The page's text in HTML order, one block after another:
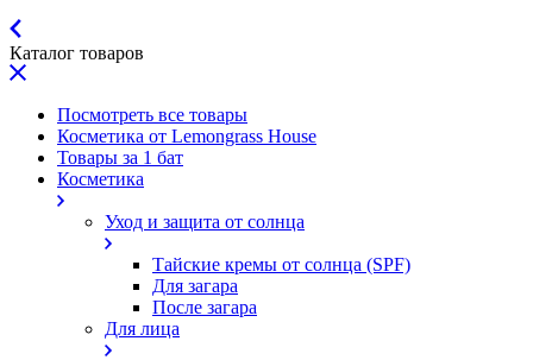
Каталог товаров
Посмотреть все товары
Косметика от Lemongrass House
Товары за 1 бат
Косметика
Уход и защита от солнца
Тайские кремы от солнца (SPF)
Для загара
После загара
Для лица